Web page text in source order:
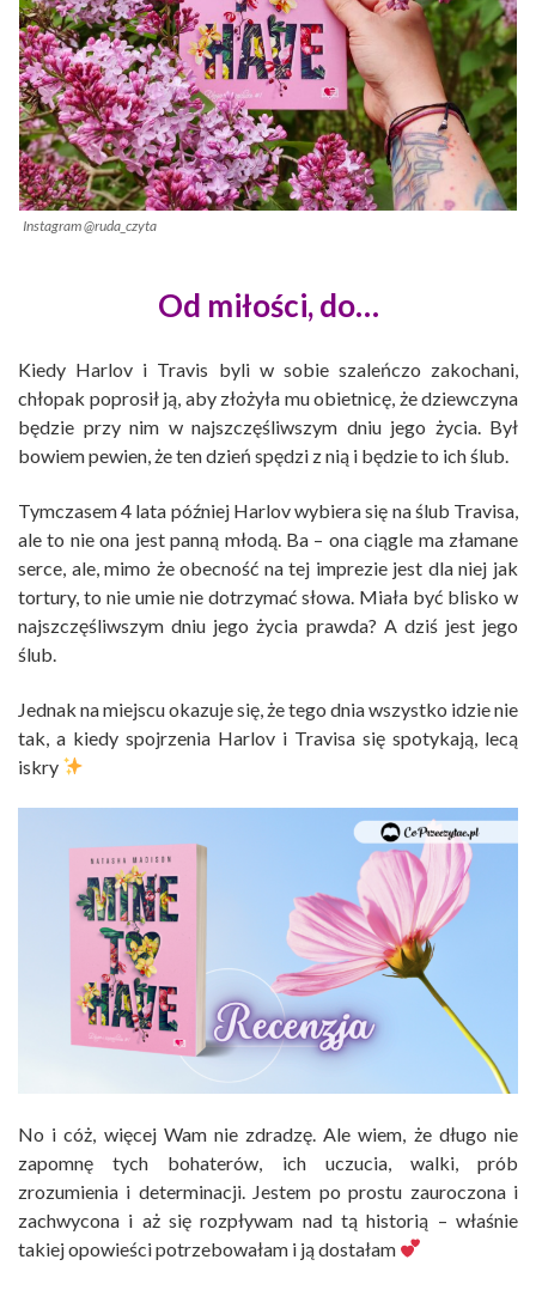
Instagram @ruda_czyta
Od miłości, do…
Kiedy Harlov i Travis byli w sobie szaleńczo zakochani,
chłopak poprosił ją, aby złożyła mu obietnicę, że dziewczyna
będzie przy nim w najszczęśliwszym dniu jego życia. Był
bowiem pewien, że ten dzień spędzi z nią i będzie to ich ślub.
Tymczasem 4 lata później Harlov wybiera się na ślub Travisa,
ale to nie ona jest panną młodą. Ba – ona ciągle ma złamane
serce, ale, mimo że obecność na tej imprezie jest dla niej jak
tortury, to nie umie nie dotrzymać słowa. Miała być blisko w
najszczęśliwszym dniu jego życia prawda? A dziś jest jego
ślub.
Jednak na miejscu okazuje się, że tego dnia wszystko idzie nie
tak, a kiedy spojrzenia Harlov i Travisa się spotykają, lecą
iskry
No i cóż, więcej Wam nie zdradzę. Ale wiem, że długo nie
zapomnę tych bohaterów, ich uczucia, walki, prób
zrozumienia i determinacji. Jestem po prostu zauroczona i
zachwycona i aż się rozpływam nad tą historią – właśnie
takiej opowieści potrzebowałam i ją dostałam